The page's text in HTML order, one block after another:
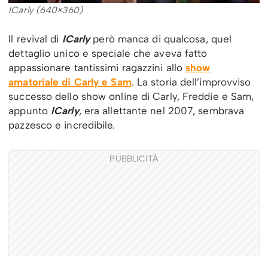
ICarly (640×360)
Il revival di ICarlyperò manca di qualcosa, quel
dettaglio unico e speciale che aveva fatto
appassionare tantissimi ragazzini alloshow
amatoriale di Carly e Sam. La storia dell’improvviso
successo dello show online di Carly, Freddie e Sam,
appunto ICarly, era allettante nel 2007, sembrava
pazzesco e incredibile.
PUBBLICITÀ